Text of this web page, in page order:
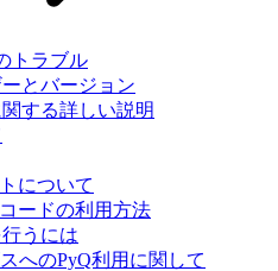
トラブル
とバージョン
する詳しい説明
について
ードの利用方法
うには
へのPyQ利用に関して